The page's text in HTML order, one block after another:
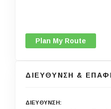
Plan My Route
ΔΙΕΥΘΥΝΣΗ &
ΔΙΕΥΘΥΝΣΗ